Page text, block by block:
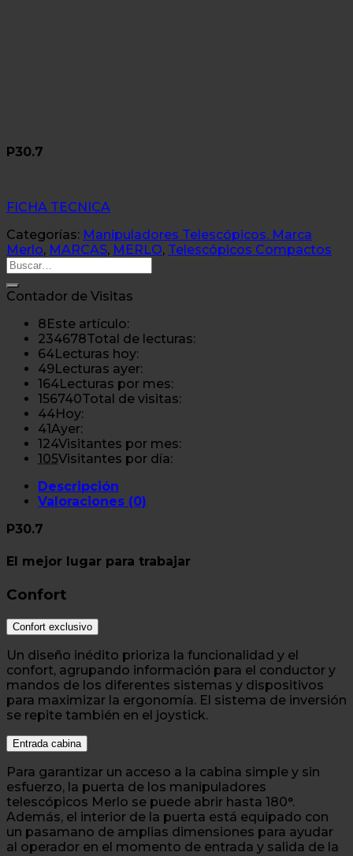
P30.7
FICHA TECNICA
Categorías: Manipuladores Telescópicos. Marca
Merlo, MARCAS, MERLO, Telescópicos Compactos
Buscar
Contador de Visitas
8 Este artículo:
234678Total de lecturas:
64Lecturas hoy:
49Lecturas ayer:
164Lecturas por mes:
156740Total de visitas:
44Hoy:
41Ayer:
124Visitantes por mes:
105Visitantes por día:
Descripción
Valoraciones (0)
P30.7
El mejor lugar para trabajar
Confort
Confort exclusivo
Un diseño inédito prioriza la funcionalidad y el
confort, agrupando información para el conductor y
mandos de los diferentes sistemas y dispositivos
para maximizar la ergonomía. El sistema de inversión
se repite también en el joystick.
Entrada cabina
Para garantizar un acceso a la cabina simple y sin
esfuerzo, la puerta de los manipuladores
telescópicos Merlo se puede abrir hasta 180°.
Además, el interior de la puerta está equipado con
un pasamano de amplias dimensiones para ayudar
al operador en el momento de entrada y salida de la